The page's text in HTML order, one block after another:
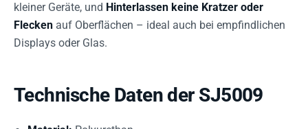
kleiner Geräte, und Hinterlassen keine Kratzer oder
Flecken auf Oberflächen – ideal auch bei empfindlichen
Displays oder Glas.
Technische Daten der SJ5009